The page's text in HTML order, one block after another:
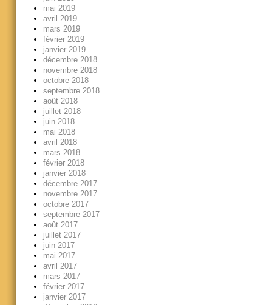
mai 2019
avril 2019
mars 2019
février 2019
janvier 2019
décembre 2018
novembre 2018
octobre 2018
septembre 2018
août 2018
juillet 2018
juin 2018
mai 2018
avril 2018
mars 2018
février 2018
janvier 2018
décembre 2017
novembre 2017
octobre 2017
septembre 2017
août 2017
juillet 2017
juin 2017
mai 2017
avril 2017
mars 2017
février 2017
janvier 2017